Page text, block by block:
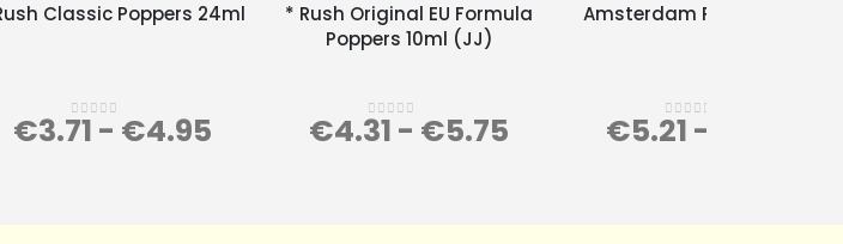
Classic Poppers 24ml
0out of 5
€3.71 - €4.95
* Rush Original EU Formula
Poppers 10ml (JJ)
0out of 5
€4.31 - €5.75
Amsterdam Poppers 24ml
0out of 5
€5.21 -